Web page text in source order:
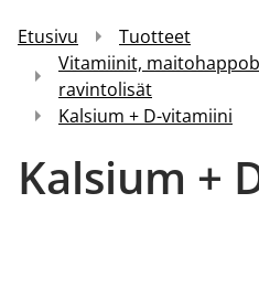
Etusivu
Tuotteet
Vitamiinit,
ravintolisät
Kalsium + D-vitamiini
Kalsium +